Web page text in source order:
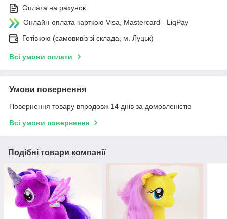
Оплата на рахунок
Онлайн-оплата карткою Visa, Mastercard - LiqPay
Готівкою (самовивіз зі склада, м. Луцьк)
Всі умови оплати
Умови повернення
Повернення товару впродовж 14 днів за домовленістю
Всі умови повернення
Подібні товари компанії